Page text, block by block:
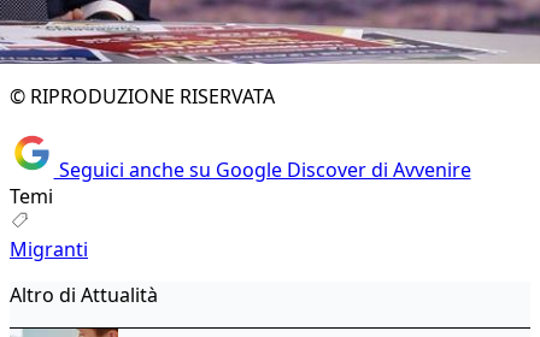
© RIPRODUZIONE RISERVATA
Seguici anche su Google Discover di Avvenire
Temi
Migranti
Altro di Attualità